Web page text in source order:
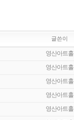
글쓴이
영산아트홀
영산아트홀
영산아트홀
영산아트홀
영산아트홀